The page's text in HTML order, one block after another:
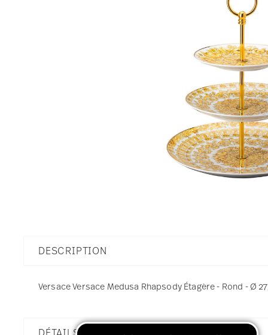
DESCRIPTION
Versace Versace Medusa Rhapsody Étagère - Rond - Ø
DÉTAILS